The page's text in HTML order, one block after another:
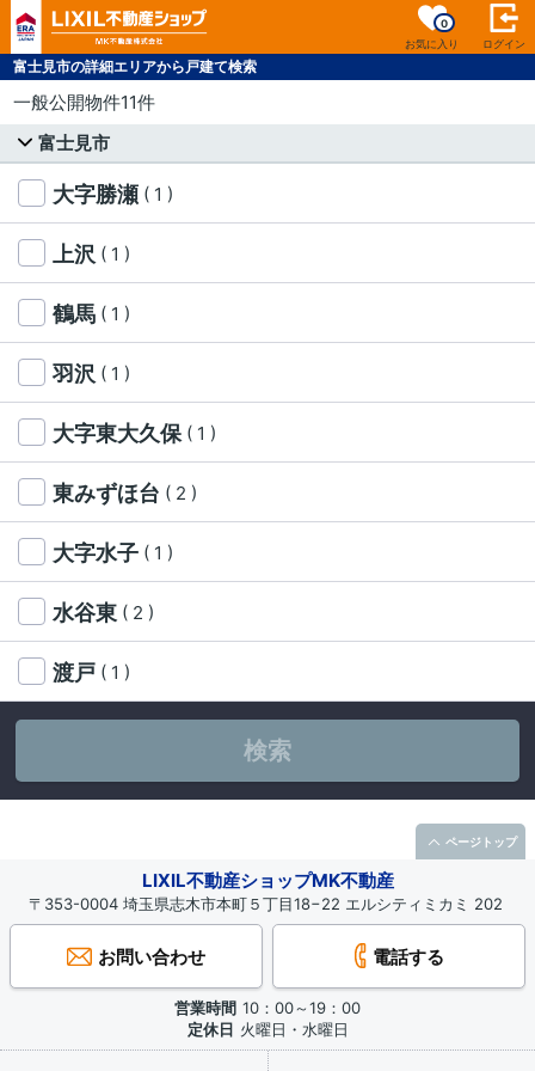
お気に入り
0
ログイン
富士見市の詳細エリアから戸建て検索
一般公開物件11件
富士見市
大字勝瀬 ( 1 )
上沢 ( 1 )
鶴馬 ( 1 )
羽沢 ( 1 )
大字東大久保 ( 1 )
東みずほ台 ( 2 )
大字水子 ( 1 )
水谷東 ( 2 )
渡戸 ( 1 )
検索
LIXIL不動産ショップMK不動産
〒353-0004 埼玉県志木市本町５丁目18−22 エルシティミカミ 202
お問い合わせ 電話する
営業時間 10：00～19：00
定休日 火曜日・水曜日
ページトップ